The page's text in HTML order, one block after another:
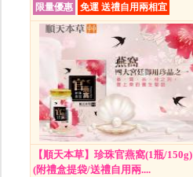
限量優惠 免運 送禮自用兩相宜
【順天本草】珍珠官燕窩(1瓶/150g)
(附禮盒提袋/送禮自用兩....